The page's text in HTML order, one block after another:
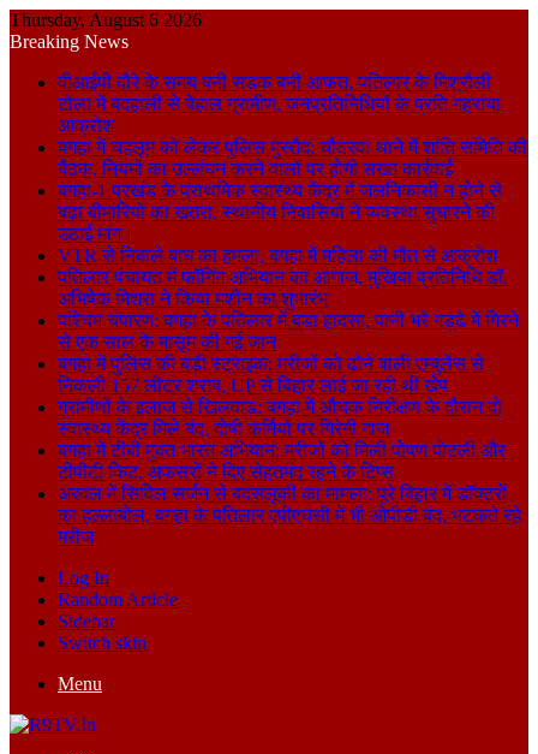
Thursday, August 6 2026
Breaking News
वीआईपी दौरे के समय बनी सड़क बनी आफत, पतिलार के मिश्रौली
टोला में बदहाली से बेहाल ग्रामीण, जनप्रतिनिधियों के प्रति गहराया
आक्रोश
बगहा में चहलूम को लेकर पुलिस मुस्तैद: चौतरवा थाने में शांति समिति की
बैठक, नियमों का उल्लंघन करने वालों पर होगी सख्त कार्रवाई
बगहा-1 प्रखंड के प्राथमिक स्वास्थ्य केंद्र में जलनिकासी न होने से
बढ़ा बीमारियों का खतरा, स्थानीय निवासियों ने व्यवस्था सुधारने की
उठाई मांग।
VTR से निकले बाघ का हमला, बगहा में महिला की मौत से आक्रोश
पतिलार पंचायत में फॉगिंग अभियान का आगाज, मुखिया प्रतिनिधि डॉ.
अभिषेक मिश्रा ने किया मशीन का शुभारंभ
पश्चिम चंपारण: बगहा के पतिलार में बड़ा हादसा, पानी भरे गड्ढे में गिरने
से एक साल के मासूम की गई जान
बगहा में पुलिस की बड़ी स्ट्राइक: मरीजों को ढोने वाली एम्बुलेंस से
निकली 157 लीटर शराब, UP से बिहार लाई जा रही थी खेप
ग्रामीणों के इलाज से खिलवाड़: बगहा में औचक निरीक्षण के दौरान दो
स्वास्थ्य केंद्र मिले बंद, दोषी कर्मियों पर गिरेगी गाज
बगहा में टीबी मुक्त भारत अभियान: मरीजों को मिली पोषण पोटली और
टीपीटी किट, अफसरों ने दिए सेहतमंद रहने के टिप्स
अरवल में सिविल सर्जन से बदसलूकी का मामला: पूरे बिहार में डॉक्टरों
का हल्लाबोल, बगहा के पतिलार एपीएचसी में भी ओपीडी बंद, भटकते रहे
मरीज
Log In
Random Article
Sidebar
Switch skin
Menu